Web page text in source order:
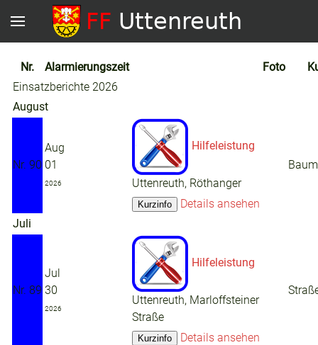
Nr. Alarmierungszeit Foto
Einsatzberichte 2026
August
Nr. 90
Aug
01
2026
Hilfeleistung
Uttenreuth, Röthanger
Details ansehen
Juli
Nr. 89
Jul
30
2026
Hilfeleistung
Uttenreuth, Marloffsteiner
Straße
Details ansehen